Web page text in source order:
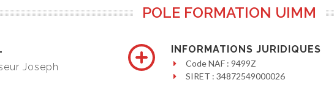
POLE FORMATION UIMM
Joseph
INFORMATIONS JURIDIQUES
Code NAF : 9499Z
SIRET : 34872549000026